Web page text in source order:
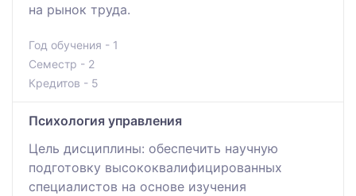
на рынок труда.
Год обучения - 1
Семестр - 2
Кредитов - 5
Психология управления
Цель дисциплины: обеспечить научную
подготовку высококвалифицированных
специалистов на основе изучения